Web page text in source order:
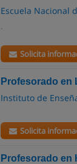
Escuela Nacional
.
Solicita
Profesorado en
Instituto de
Solicita
Profesorado en